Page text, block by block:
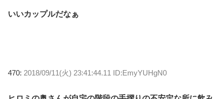
いいカップルだなぁ
470: 2018/09/11(火) 23:41:44.11 ID:EmyYUHgN0